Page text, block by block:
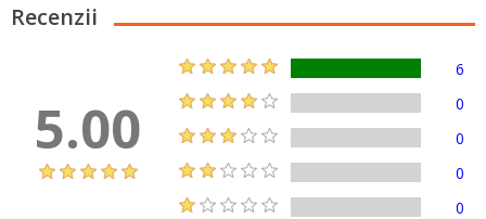
Recenzii
5.00
6
0
0
0
0